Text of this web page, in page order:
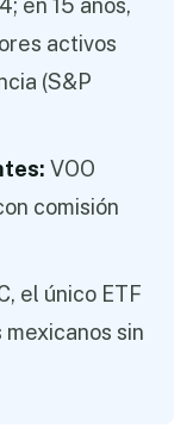
activos
(S&P
VOO
comisión
el único ETF
sin